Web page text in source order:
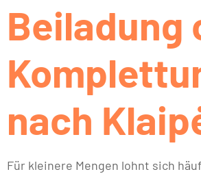
Beiladung
nach
Für kleinere Mengen lohnt sich